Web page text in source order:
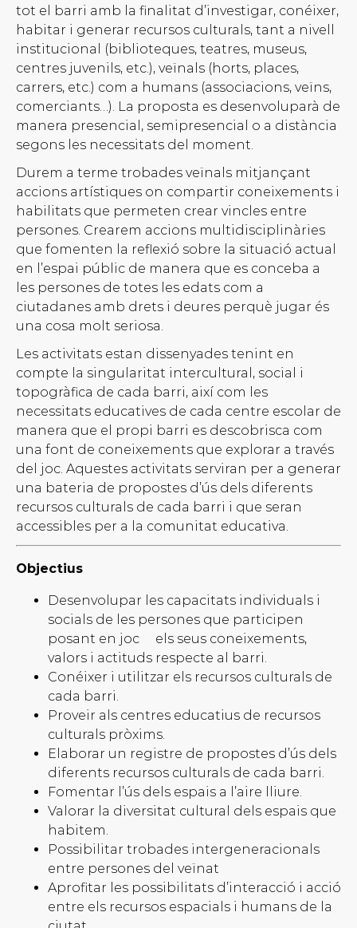
tot el barri amb la finalitat d’investigar, conéixer,
habitar i generar recursos culturals, tant a nivell
institucional (biblioteques, teatres, museus,
centres juvenils, etc.), veïnals (horts, places,
carrers, etc.) com a humans (associacions, veïns,
comerciants…). La proposta es desenvoluparà de
manera presencial, semipresencial o a distància
segons les necessitats del moment.
Durem a terme trobades veïnals mitjançant
accions artístiques on compartir coneixements i
habilitats que permeten crear vincles entre
persones. Crearem accions multidisciplinàries
que fomenten la reflexió sobre la situació actual
en l’espai públic de manera que es conceba a
les persones de totes les edats com a
ciutadanes amb drets i deures perquè jugar és
una cosa molt seriosa.
Les activitats estan dissenyades tenint en
compte la singularitat intercultural, social i
topogràfica de cada barri, així com les
necessitats educatives de cada centre escolar de
manera que el propi barri es descobrisca com
una font de coneixements que explorar a través
del joc. Aquestes activitats serviran per a generar
una bateria de propostes d’ús dels diferents
recursos culturals de cada barri i que seran
accessibles per a la comunitat educativa.
Objectius
Desenvolupar les capacitats individuals i
socials de les persones que participen
posant en joc
els seus coneixements,
valors i actituds respecte al barri.
Conéixer i utilitzar els recursos culturals de
cada barri.
Proveir als centres educatius de recursos
culturals pròxims.
Elaborar un registre de propostes d’ús dels
diferents recursos culturals de cada barri.
Fomentar l’ús dels espais a l’aire lliure.
Valorar la diversitat cultural dels espais que
habitem.
Possibilitar trobades intergeneracionals
entre persones del veïnat
Aprofitar les possibilitats d’interacció i acció
entre els recursos espacials i humans de la